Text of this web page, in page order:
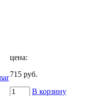
цена:
715 руб.
В корзину